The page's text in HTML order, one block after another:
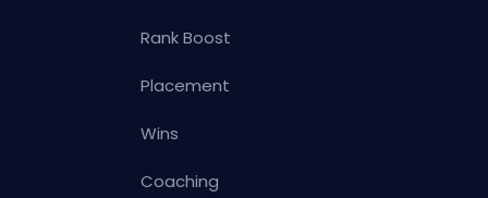
Rank Boost
Placement
Wins
Coaching